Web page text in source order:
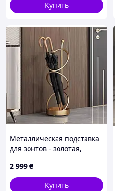
Купить
Металлическая подставка
для зонтов - золотая,
2 999 ₴
Купить